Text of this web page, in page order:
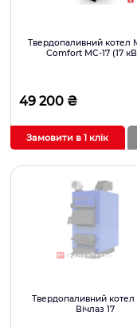
Твердопаливний котел
Comfort MC-17 (17
49 200 ₴
Замовити в 1 клік
Твердопаливний котел
Вічлаз 17